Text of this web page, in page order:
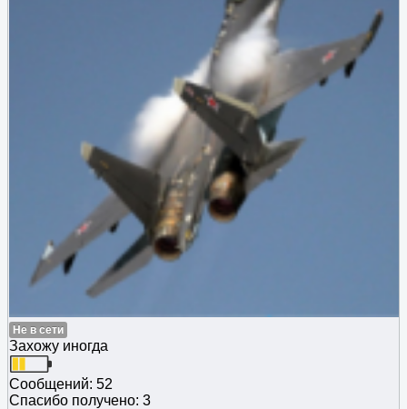
Не в сети
Захожу иногда
Сообщений: 52
Спасибо получено: 3